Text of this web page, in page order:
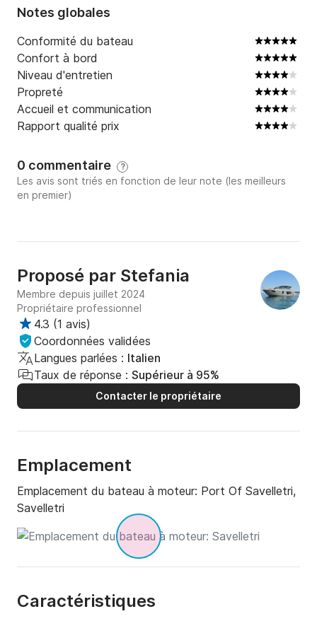
Notes globales
Conformité du bateau
Confort à bord
Niveau d'entretien
Propreté
Accueil et communication
Rapport qualité prix
0 commentaire ?
Les avis sont triés en fonction de leur note (les meilleurs
en premier)
Proposé par Stefania
Membre depuis juillet 2024
Propriétaire professionnel
4.3 (1 avis)
Coordonnées validées
Langues parlées : Italien
Taux de réponse : Supérieur à 95%
Contacter le propriétaire
Emplacement
Emplacement du bateau à moteur: Port Of Savelletri,
Savelletri
Caractéristiques